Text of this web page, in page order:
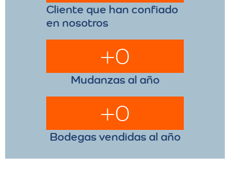
Cliente que han confiado
en nosotros
Mudanzas al año
+0
Bodegas vendidas al año
+0